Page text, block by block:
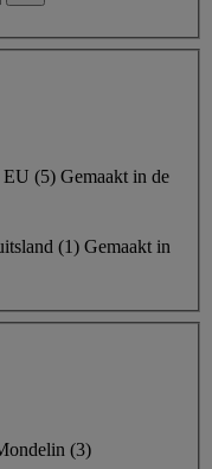
EU (5) Gemaakt in de
(1) Gemaakt in
(3)